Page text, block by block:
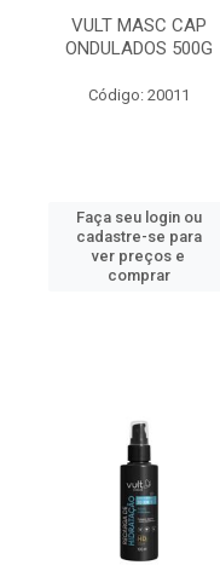
VULT MASC CAP
ONDULADOS 500G
Código: 20011
Faça seu login ou
cadastre-se para
ver preços e
comprar